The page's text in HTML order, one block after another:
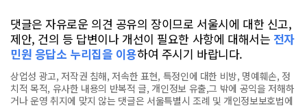
댓글은 자유로운 의견 공유의 장이므로 서울시에 대한 신고,
제안, 건의 등 답변이나 개선이 필요한 사항에 대해서는 전자
민원 응답소 누리집을 이용하여 주시기 바랍니다.
상업성 광고, 저작권 침해, 저속한 표현, 특정인에 대한 비방, 명예훼손, 정
치적 목적, 유사한 내용의 반복적 글, 개인정보 유출,그 밖에 공익을 저해하
거나 운영 취지에 맞지 않는 댓글은 서울특별시 조례 및 개인정보보호법에